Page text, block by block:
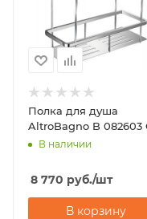
Полка для душа
AltroBagno B 082603
В наличии
8 770 руб./шт
В корзину